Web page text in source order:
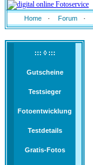
Home · Forum ·
::: ◊ :::
Gutscheine
Testsieger
Fotoentwicklung
Testdetails
Gratis-Fotos